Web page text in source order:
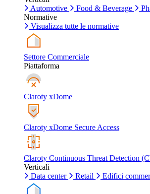
Automotive
Food & Beverage
Normative
Visualizza tutte le normative
Settore Commerciale
Piattaforma
Claroty xDome
Claroty xDome Secure Access
Claroty Continuous Threat Detection
Verticali
Data center
Retail Edifici